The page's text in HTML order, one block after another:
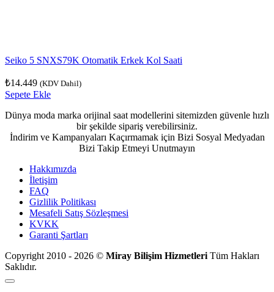
Seiko 5 SNXS79K Otomatik Erkek Kol Saati
₺14.449 (KDV Dahil)
Sepete Ekle
Dünya moda marka orijinal saat modellerini sitemizden güvenle hızlı
bir şekilde sipariş verebilirsiniz.
İndirim ve Kampanyaları Kaçırmamak için Bizi Sosyal Medyadan
Bizi Takip Etmeyi Unutmayın
Hakkımızda
İletişim
FAQ
Gizlilik Politikası
Mesafeli Satış Sözleşmesi
KVKK
Garanti Şartları
Copyright 2010 - 2026 © Miray Bilişim Hizmetleri Tüm Hakları
Saklıdır.